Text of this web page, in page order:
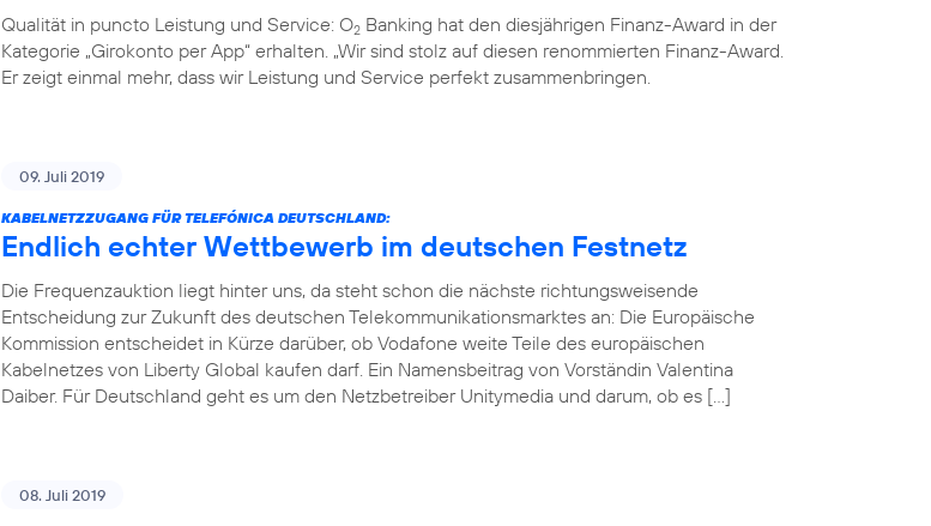
Qualität in puncto Leistung und Service: O2 Banking hat den diesjährigen Finanz-Award in der
Kategorie „Girokonto per App“ erhalten. „Wir sind stolz auf diesen renommierten Finanz-Award.
Er zeigt einmal mehr, dass wir Leistung und Service perfekt zusammenbringen.
09. Juli 2019
KABELNETZZUGANG FÜR TELEFÓNICA DEUTSCHLAND:
Endlich echter Wettbewerb im deutschen Festnetz
Die Frequenzauktion liegt hinter uns, da steht schon die nächste richtungsweisende
Entscheidung zur Zukunft des deutschen Telekommunikationsmarktes an: Die Europäische
Kommission entscheidet in Kürze darüber, ob Vodafone weite Teile des europäischen
Kabelnetzes von Liberty Global kaufen darf. Ein Namensbeitrag von Vorständin Valentina
Daiber. Für Deutschland geht es um den Netzbetreiber Unitymedia und darum, ob es […]
08. Juli 2019